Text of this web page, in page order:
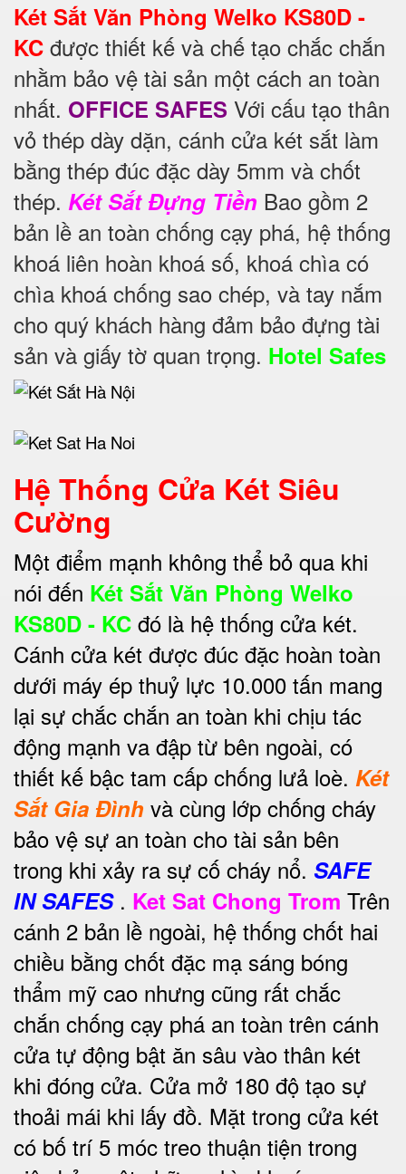
Két Sắt Văn Phòng Welko KS80D -
KC được thiết kế và chế tạo chắc chắn
nhằm bảo vệ tài sản một cách an toàn
nhất. OFFICE SAFES Với cấu tạo thân
vỏ thép dày dặn, cánh cửa két sắt làm
bằng thép đúc đặc dày 5mm và chốt
thép. Két Sắt Đựng Tiền Bao gồm 2
bản lề an toàn chống cạy phá, hệ thống
khoá liên hoàn khoá số, khoá chìa có
chìa khoá chống sao chép, và tay nắm
cho quý khách hàng đảm bảo đựng tài
sản và giấy tờ quan trọng. Hotel Safes
Hệ Thống Cửa Két Siêu
Cường
Một điểm mạnh không thể bỏ qua khi
nói đến Két Sắt Văn Phòng Welko
KS80D - KC đó là hệ thống cửa két.
Cánh cửa két được đúc đặc hoàn toàn
dưới máy ép thuỷ lực 10.000 tấn mang
lại sự chắc chắn an toàn khi chịu tác
động mạnh va đập từ bên ngoài, có
thiết kế bậc tam cấp chống lưả loè. Két
Sắt Gia Đình và cùng lớp chống cháy
bảo vệ sự an toàn cho tài sản bên
trong khi xảy ra sự cố cháy nổ. SAFE
IN SAFES. Ket Sat Chong Trom Trên
cánh 2 bản lề ngoài, hệ thống chốt hai
chiều bằng chốt đặc mạ sáng bóng
thẩm mỹ cao nhưng cũng rất chắc
chắn chống cạy phá an toàn trên cánh
cửa tự động bật ăn sâu vào thân két
khi đóng cửa. Cửa mở 180 độ tạo sự
thoải mái khi lấy đồ. Mặt trong cửa két
có bố trí 5 móc treo thuận tiện trong